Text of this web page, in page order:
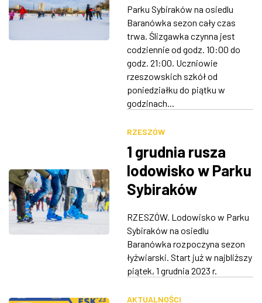
jeszcze trwa
Parku Sybiraków na osiedlu
Baranówka sezon cały czas
trwa. Ślizgawka czynna jest
codziennie od godz. 10:00 do
godz. 21:00. Uczniowie
rzeszowskich szkół od
poniedziałku do piątku w
godzinach...
RZESZÓW
1 grudnia rusza
lodowisko w Parku
Sybiraków
RZESZÓW. Lodowisko w Parku
Sybiraków na osiedlu
Baranówka rozpoczyna sezon
łyżwiarski. Start już w najbliższy
piątek, 1 grudnia 2023 r.
AKTUALNOŚCI